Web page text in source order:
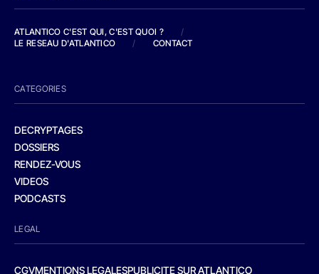
ATLANTICO C'EST QUI, C'EST QUOI ?
/
LE RESEAU D'ATLANTICO
/ CONTACT
CATEGORIES
DECRYPTAGES
DOSSIERS
RENDEZ-VOUS
VIDEOS
PODCASTS
LEGAL
CGVMENTIONS LEGALESPUBLICITE SUR ATLANTICO